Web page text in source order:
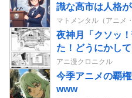
識な高市は人格
マトメンタル（アニメ
夜神月「クソッ
た！どうにかし
や！」→結果
アニ漫クロニクル
今季アニメの覇
www